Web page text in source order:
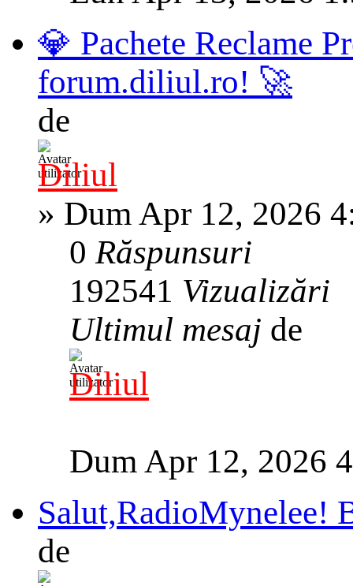
💎 Pachete Reclame
forum.diliul.ro! 🚀
de
Diliul
» Dum Apr 12, 2026
0Răspunsuri
192541 Vizualizări
Ultimul mesaj de
Diliul
Dum Apr 12, 2026
Salut,RadioMynelee!
de